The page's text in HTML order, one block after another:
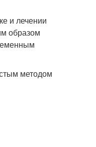
и лечении
образом
методом